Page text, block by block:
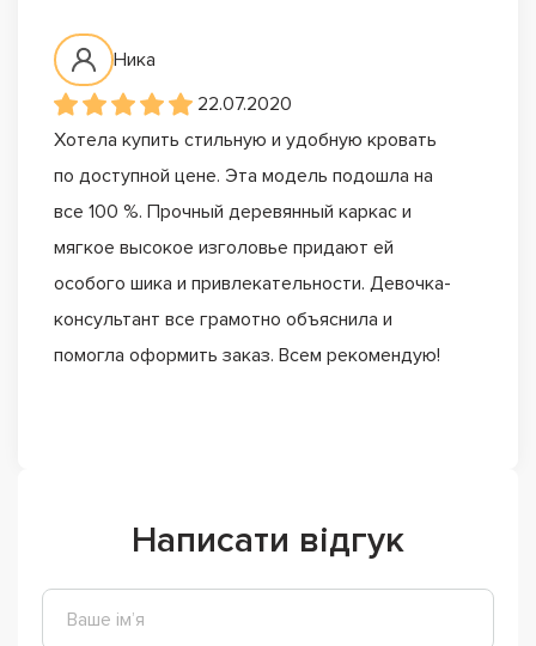
Ника
22.07.2020
Хотела купить стильную и удобную кровать
по доступной цене. Эта модель подошла на
все 100 %. Прочный деревянный каркас и
мягкое высокое изголовье придают ей
особого шика и привлекательности. Девочка-
консультант все грамотно объяснила и
помогла оформить заказ. Всем рекомендую!
Написати відгук